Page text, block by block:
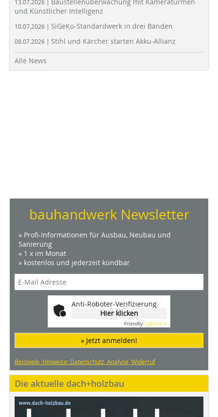
13.07.2026 |
Baustellenüberwachung mit Kameratürmen
und Künstlicher Intelligenz
10.07.2026 | SiGeKo-Standardwerk in drei Bänden
08.07.2026 | Stihl und Kärcher starten Akku-Allianz
Alle News
bauhandwerk Newsletter
» Profi-Informationen für Ausbau, Neubau und
Sanierung
» 1 x im Monat
» kostenlos und jederzeit kündbar
Anti-Roboter-Verifizierung
Hier klicken
FriendlyCaptcha ⇗
» Jetzt anmelden!
Beispiele, Hinweise: Datenschutz, Analyse, Widerruf
Die aktuelle dach+holzbau